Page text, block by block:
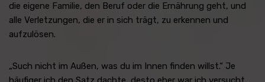
die eigene Familie, den Beruf oder die Ernährung geht, und
alle Verletzungen, die er in sich trägt, zu erkennen und
aufzulösen.
„Such nicht im Außen, was du im Innen finden willst.“ Je